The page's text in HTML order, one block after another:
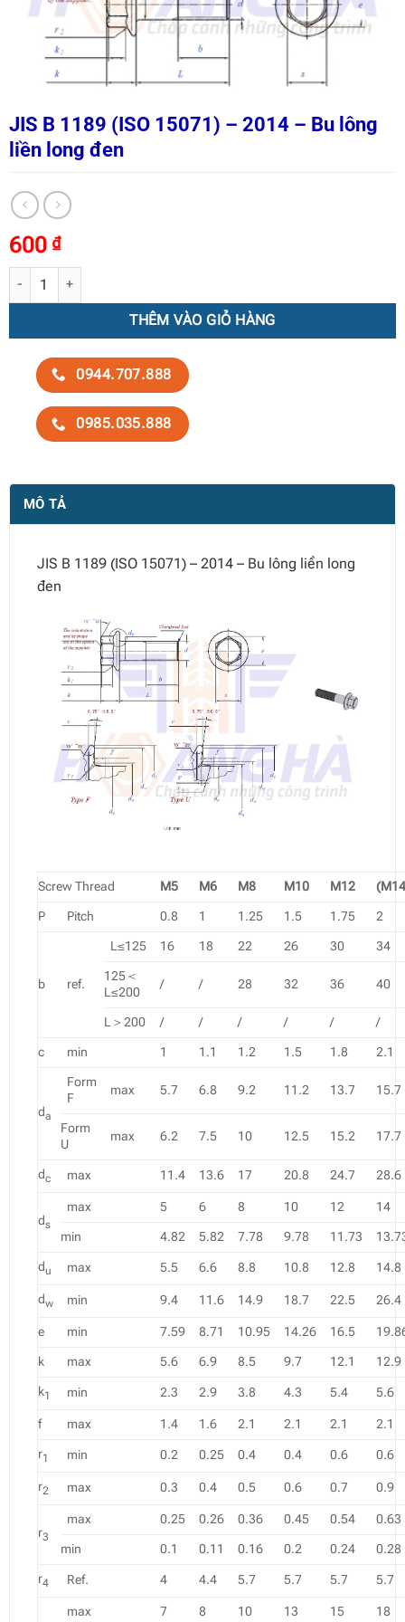
JIS B 1189 (ISO 15071) – 2014 – Bu lông
liền long đen
600 ₫
JIS B 1189 (ISO 15071) – 2014 – Bu lông liền long đen số lượng
THÊM VÀO GIỎ HÀNG
0944.707.888
0985.035.888
MÔ TẢ
JIS B 1189 (ISO 15071) – 2014 – Bu lông liền long
đen
Screw Thread M5 M6 M8 M10 M12
P
Pitch 0.8 1 1.25 1.5 1.75 2
b ref.
L≤125 16 18 22 26 30
34
125＜
L≤200
/ / 28 32 36 40
L＞200 / / / / /
/
c
min 1 1.1 1.2 1.5 1.8 2.1
da
Form
F
max 5.7 6.8 9.2 11.2 13.7 15.7
Form
U
max 6.2 7.5 10 12.5 15.2 17.7
dc max 11.4 13.6 17 20.8 24.7 28.6
ds
max 5 6 8 10 12
14
min
4.82 5.82 7.78 9.78 11.73
du max 5.5 6.6 8.8 10.8 12.8 14.8
dw min 9.4 11.6 14.9 18.7 22.5 26.4
e min 7.59 8.71 10.95 14.26 16.5
k
max 5.6 6.9 8.5 9.7 12.1
12.9
k1 min 2.3 2.9 3.8 4.3 5.4 5.6
f max 1.4 1.6 2.1 2.1 2.1
2.1
r1 min 0.2 0.25 0.4 0.4 0.6 0.6
r2 max 0.3 0.4 0.5 0.6 0.7 0.9
r3
max 0.25 0.26 0.36 0.45 0.54
0.63
min
0.1 0.11 0.16 0.2 0.24
0.28
r4 Ref. 4 4.4 5.7 5.7 5.7 5.7
max 7 8 10 13 15 18